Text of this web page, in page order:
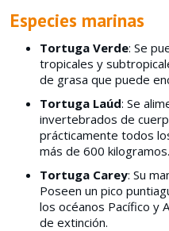
Especies marinas
Tortuga Verde: Se
tropicales y
de grasa que puede
Tortuga Laúd: Se
invertebrados de
prácticamente todos
más de 600 kilogramos.
Tortuga Carey: Su
Poseen un pico
los océanos Pacífico y
de extinción.